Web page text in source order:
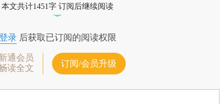
本文共计1451字 订阅后继续阅读
录后获取已订阅的阅读权限
通会员
读全文
订阅/会员升级